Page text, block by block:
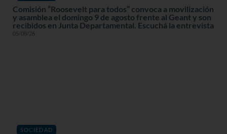
Comisión “Roosevelt para todos” convoca a movilización
y asamblea el domingo 9 de agosto frente al Geant y son
recibidos en Junta Departamental. Escuchá la entrevista
05/08/26
SOCIEDAD